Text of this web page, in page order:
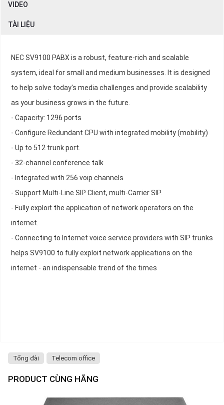
VIDEO
TÀI LIỆU
NEC SV9100 PABX is a robust, feature-rich and scalable
system, ideal for small and medium businesses. It is designed
to help solve today's media challenges and provide scalability
as your business grows in the future.
- Capacity: 1296 ports
- Configure Redundant CPU with integrated mobility (mobility)
- Up to 512 trunk port.
- 32-channel conference talk
- Integrated with 256 voip channels
- Support Multi-Line SIP Client, multi-Carrier SIP.
- Fully exploit the application of network operators on the
internet.
- Connecting to Internet voice service providers with SIP trunks
helps SV9100 to fully exploit network applications on the
internet - an indispensable trend of the times
Tổng đài Telecom office
PRODUCT CÙNG HÃNG